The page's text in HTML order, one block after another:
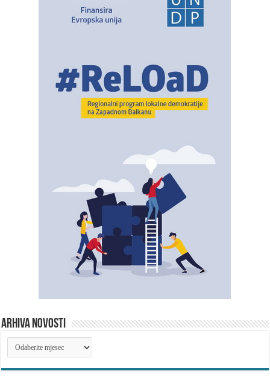
ARHIVA NOVOSTI
ARHIVA
NOVOSTI